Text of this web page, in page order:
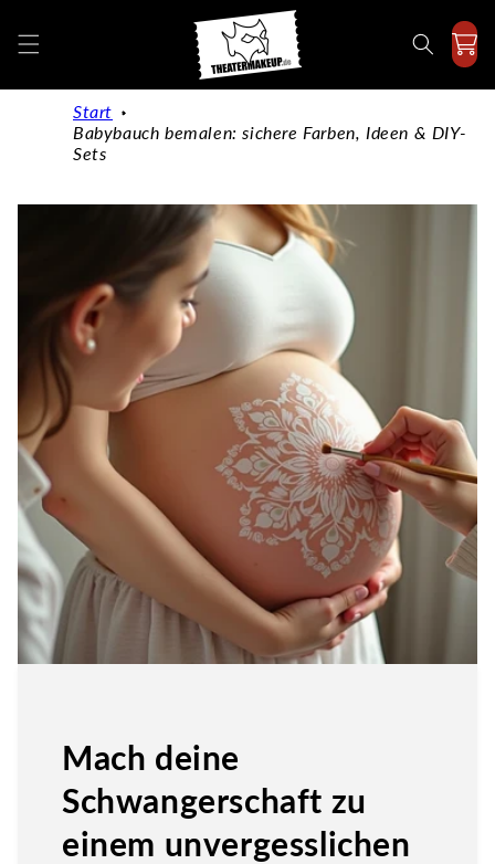
Inhalt
Start
Babybauch bemalen: sichere Farben, Ideen & DIY-
Sets
Mach deine
Schwangerschaft zu
einem unvergesslichen